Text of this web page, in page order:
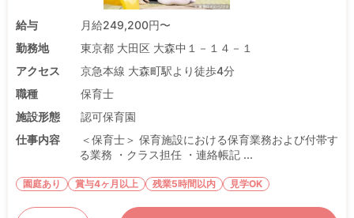
給与
月給249,200円〜
勤務地
東京都 大田区 大森中１－１４－１
アクセス
京急本線 大森町駅より徒歩4分
職種
保育士
施設形態
認可保育園
仕事内容
＜保育士＞ 保育施設における保育業務および付帯す
る業務 ・クラス担任 ・連絡帳記 ...
園庭あり 賞与4ヶ月以上 残業5時間以内 見学OK